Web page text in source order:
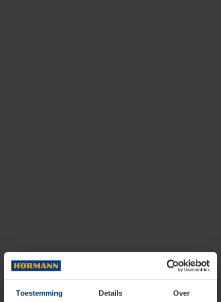
Toestemming Details Over